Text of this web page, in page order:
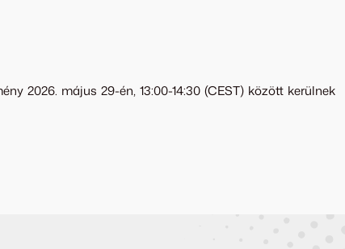
2026. május 29-én, 13:00-14:30 (CEST) között kerülnek